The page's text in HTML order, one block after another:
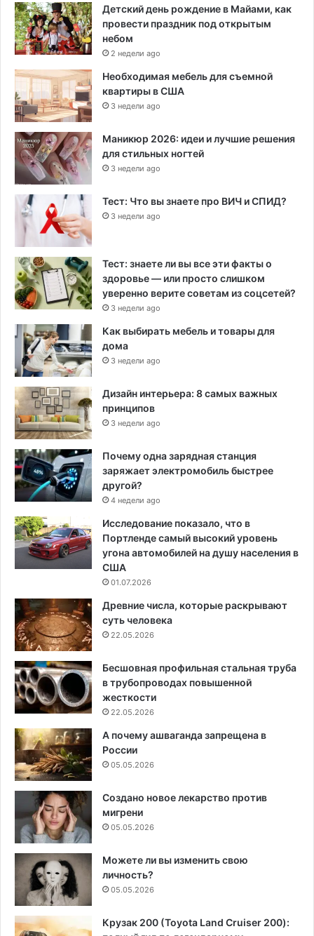
Детский день рождение в Майами, как
провести праздник под открытым
небом
2 недели ago
Необходимая мебель для съемной
квартиры в США
3 недели ago
Маникюр 2026: идеи и лучшие решения
для стильных ногтей
3 недели ago
Тест: Что вы знаете про ВИЧ и СПИД?
3 недели ago
Тест: знаете ли вы все эти факты о
здоровье — или просто слишком
уверенно верите советам из соцсетей?
3 недели ago
Как выбирать мебель и товары для
дома
3 недели ago
Дизайн интерьера: 8 самых важных
принципов
3 недели ago
Почему одна зарядная станция
заряжает электромобиль быстрее
другой?
4 недели ago
Исследование показало, что в
Портленде самый высокий уровень
угона автомобилей на душу населения в
США
01.07.2026
Древние числа, которые раскрывают
суть человека
22.05.2026
Бесшовная профильная стальная труба
в трубопроводах повышенной
жесткости
22.05.2026
А почему ашваганда запрещена в
России
05.05.2026
Создано новое лекарство против
мигрени
05.05.2026
Можете ли вы изменить свою
личность?
05.05.2026
Крузак 200 (Toyota Land Cruiser 200):